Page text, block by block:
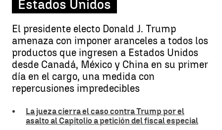
Estados Unidos
El presidente electo Donald J. Trump
amenaza con imponer aranceles a todos los
productos que ingresen a Estados Unidos
desde Canadá, México y China en su primer
día en el cargo, una medida con
repercusiones impredecibles
La jueza cierra el caso contra Trump por el
asalto al Capitolio a petición del fiscal especial